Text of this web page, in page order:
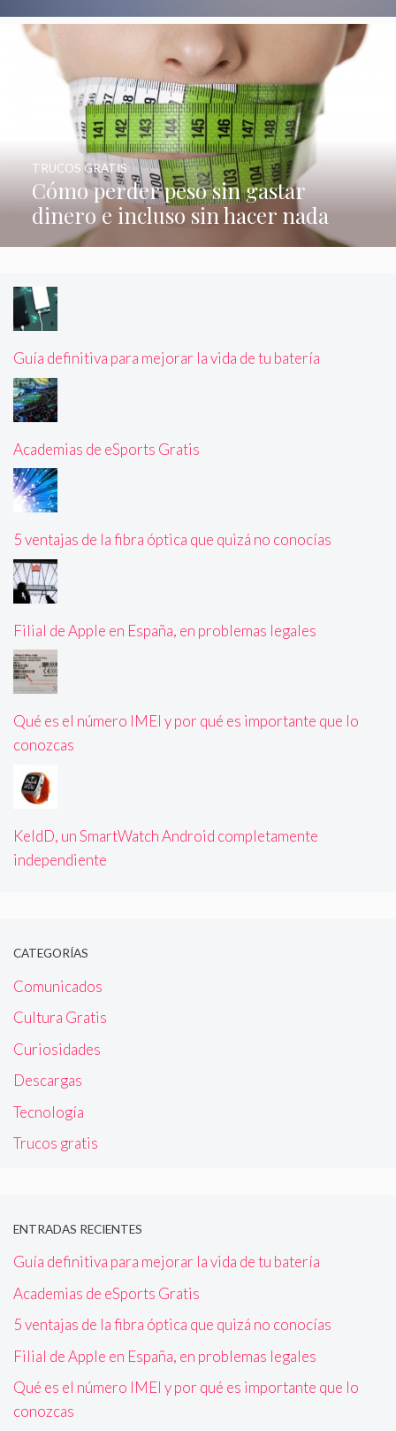
Cómo perder peso sin gastar
dinero e incluso sin hacer nada
TRUCOS GRATIS
Guía definitiva para mejorar la vida de tu batería
Academias de eSports Gratis
5 ventajas de la fibra óptica que quizá no conocías
Filial de Apple en España, en problemas legales
Qué es el número IMEI y por qué es importante que lo
conozcas
KeldD, un SmartWatch Android completamente
independiente
CATEGORÍAS
Comunicados
Cultura Gratis
Curiosidades
Descargas
Tecnología
Trucos gratis
ENTRADAS RECIENTES
Guía definitiva para mejorar la vida de tu batería
Academias de eSports Gratis
5 ventajas de la fibra óptica que quizá no conocías
Filial de Apple en España, en problemas legales
Qué es el número IMEI y por qué es importante que lo
conozcas